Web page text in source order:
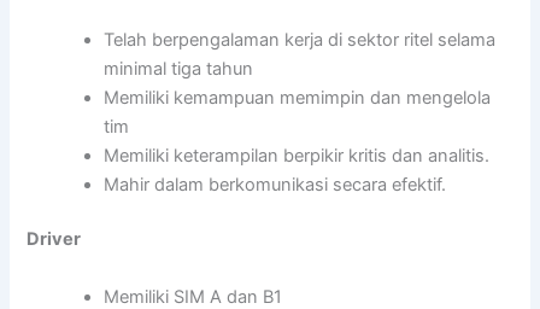
Telah berpengalaman kerja di sektor ritel selama
minimal tiga tahun
Memiliki kemampuan memimpin dan mengelola
tim
Memiliki keterampilan berpikir kritis dan analitis.
Mahir dalam berkomunikasi secara efektif.
Driver
Memiliki SIM A dan B1